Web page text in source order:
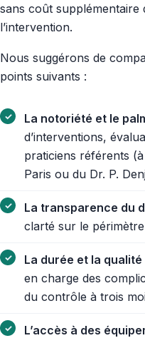
sans coût supplémentaire
l’intervention.
Nous suggérons de
points suivants :
La notoriété et le
d’interventions,
praticiens référents
Paris ou du Dr. P.
La transparence du
clarté sur le
La durée et la
en charge des
du contrôle à trois
L’accès à des